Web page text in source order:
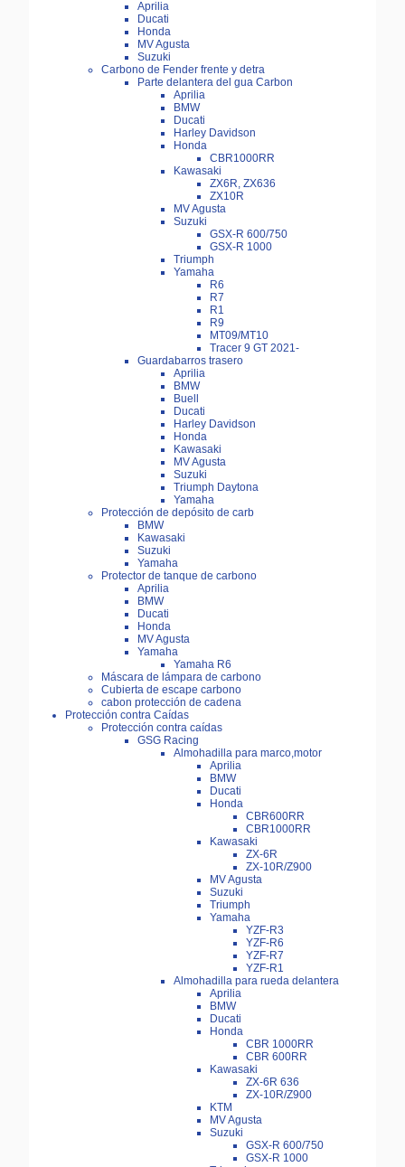
Aprilia
Ducati
Honda
MV Agusta
Suzuki
Carbono de Fender frente y detra
Parte delantera del gua Carbon
Aprilia
BMW
Ducati
Harley Davidson
Honda
CBR1000RR
Kawasaki
ZX6R, ZX636
ZX10R
MV Agusta
Suzuki
GSX-R 600/750
GSX-R 1000
Triumph
Yamaha
R6
R7
R1
R9
MT09/MT10
Tracer 9 GT 2021-
Guardabarros trasero
Aprilia
BMW
Buell
Ducati
Harley Davidson
Honda
Kawasaki
MV Agusta
Suzuki
Triumph Daytona
Yamaha
Protección de depósito de carb
BMW
Kawasaki
Suzuki
Yamaha
Protector de tanque de carbono
Aprilia
BMW
Ducati
Honda
MV Agusta
Yamaha
Yamaha R6
Máscara de lámpara de carbono
Cubierta de escape carbono
cabon protección de cadena
Protección contra Caídas
Protección contra caídas
GSG Racing
Almohadilla para marco,motor
Aprilia
BMW
Ducati
Honda
CBR600RR
CBR1000RR
Kawasaki
ZX-6R
ZX-10R/Z900
MV Agusta
Suzuki
Triumph
Yamaha
YZF-R3
YZF-R6
YZF-R7
YZF-R1
Almohadilla para rueda delantera
Aprilia
BMW
Ducati
Honda
CBR 1000RR
CBR 600RR
Kawasaki
ZX-6R 636
ZX-10R/Z900
KTM
MV Agusta
Suzuki
GSX-R 600/750
GSX-R 1000